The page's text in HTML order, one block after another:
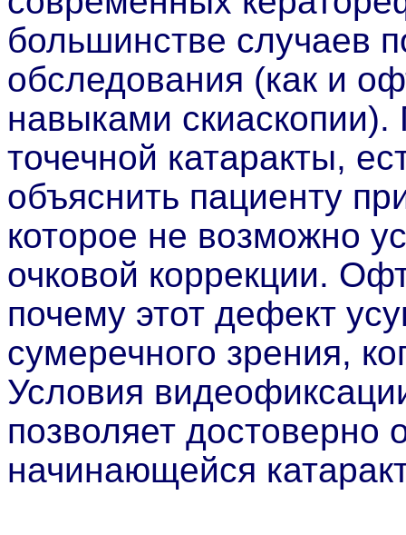
большинстве случаев
обследования (как и
навыками
точечной катаракты,
объяснить пациенту
которое не возможно
очковой коррекции.
почему этот дефект
сумеречного зрения,
Условия
позволяет достоверно
начинающейся